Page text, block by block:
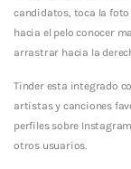
candidatos, toca la
hacia el pelo conocer
arrastrar hacia la
Tinder esta integrado
artistas y canciones
perfiles sobre
otros usuarios.